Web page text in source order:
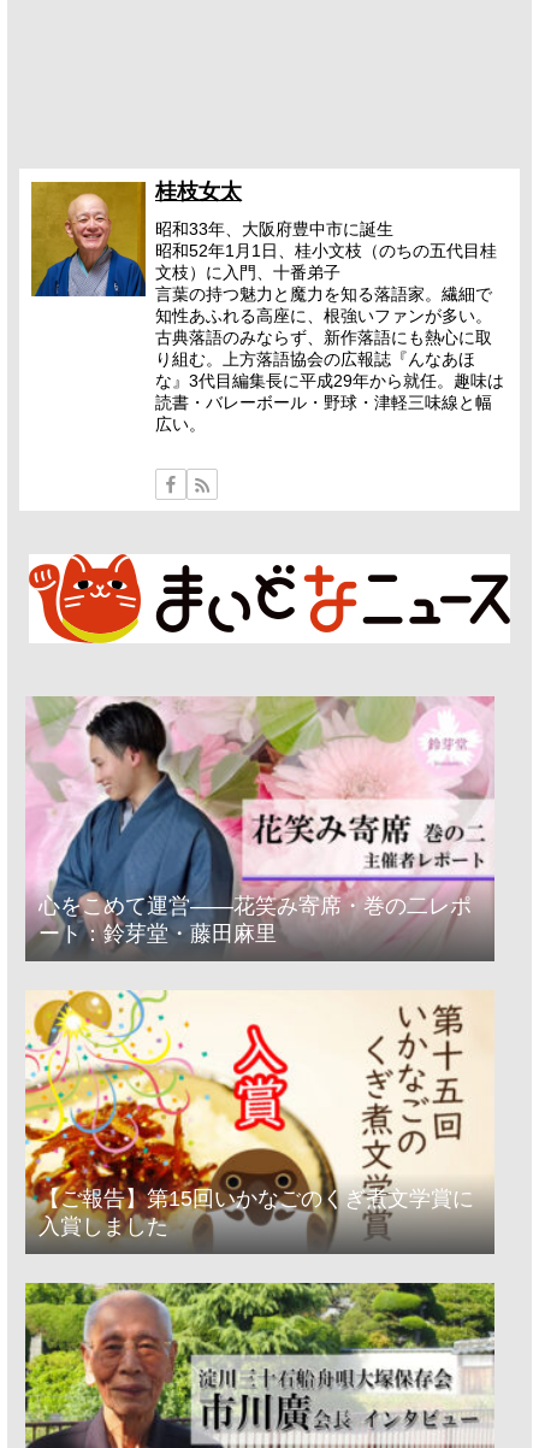
桂枝女太
昭和33年、大阪府豊中市に誕生
昭和52年1月1日、桂小文枝（のちの五代目桂
文枝）に入門、十番弟子
言葉の持つ魅力と魔力を知る落語家。繊細で
知性あふれる高座に、根強いファンが多い。
古典落語のみならず、新作落語にも熱心に取
り組む。上方落語協会の広報誌『んなあほ
な』3代目編集長に平成29年から就任。趣味は
読書・バレーボール・野球・津軽三味線と幅
広い。
心をこめて運営――花笑み寄席・巻の二レポ
ート：鈴芽堂・藤田麻里
【ご報告】第15回いかなごのくぎ煮文学賞に
入賞しました